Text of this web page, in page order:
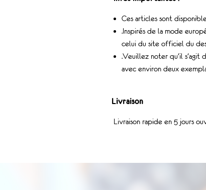
Ces articles sont
.Inspirés de la mode
celui du site officiel du
.Veuillez noter qu’il
avec environ deux
Livraison
Livraison rapide en 5 jours